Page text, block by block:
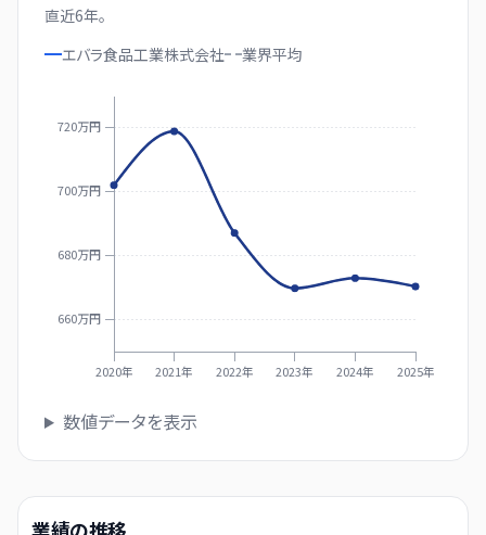
直近6年。
エバラ食品工業株式会社
業界平均
660万円
680万円
700万円
720万円
2020年 2021年 2022年 2023年 2024年 2025年
数値データを表示